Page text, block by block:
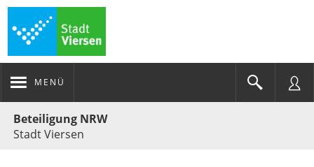
MENÜ
Beteiligung NRW
Stadt Viersen